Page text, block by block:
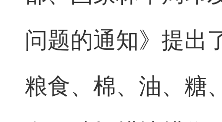
问题的通知》提出
粮食、棉、油、糖